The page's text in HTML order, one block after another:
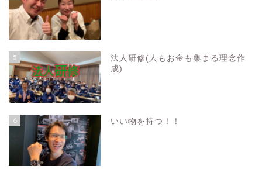
5
法人研修(人もお金も集まる理念作
成)
6 いい物を持つ！！